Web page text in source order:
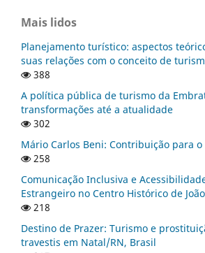
Mais lidos
Planejamento turístico: aspectos
suas relações com o conceito de
388
A política pública de turismo da
transformações até a atualidade
302
Mário Carlos Beni: Contribuição para
258
Comunicação Inclusiva e
Estrangeiro no Centro Histórico de
218
Destino de Prazer: Turismo e
travestis em Natal/RN, Brasil